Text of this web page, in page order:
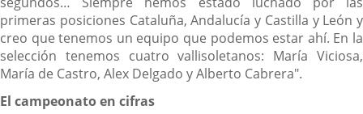
primeras posiciones Cataluña, Andalucía y Castilla y León y
creo que tenemos un equipo que podemos estar ahí. En la
selección tenemos cuatro vallisoletanos: María Viciosa,
María de Castro, Alex Delgado y Alberto Cabrera".
El campeonato en cifras